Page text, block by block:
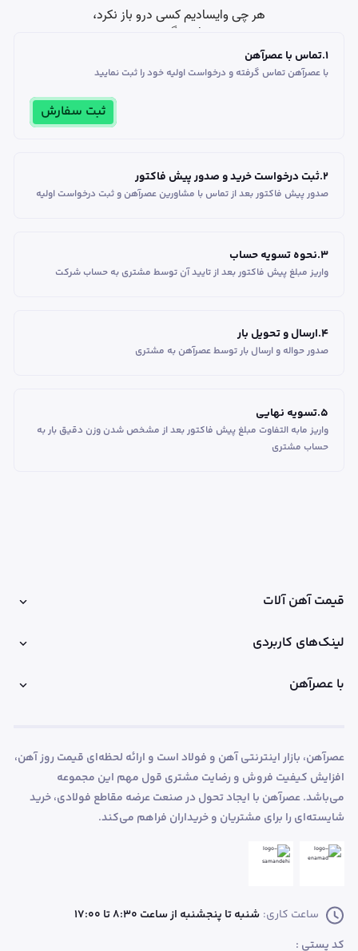
1
.تماس با عصرآهن
با عصرآهن تماس گرفته و درخواست اولیه خود را ثبت نمایید
ثبت سفارش
2
.ثبت درخواست خرید و صدور پیش فاکتور
صدور پیش فاکتور بعد از تماس با مشاورین عصر‌آهن و ثبت درخواست اولیه
3
.نحوه تسویه حساب
واریز مبلغ پیش فاکتور بعد از تایید آن توسط مشتری به حساب شرکت
4
.ارسال و تحویل بار
صدور حواله و ارسال بار توسط عصرآهن به مشتری
5
.تسویه نهایی
واریز مابه التفاوت مبلغ پیش فاکتور بعد از مشخص شدن وزن دقیق بار به
حساب مشتری
قیمت آهن آلات
لینک‌های کاربردی
با عصرآهن
عصرآهن، بازار اینترنتی آهن و فولاد است و ارائه لحظه‌ای قیمت روز آهن،
افزایش کیفیت فروش و رضایت مشتری قول مهم این مجموعه
می‌باشد. عصرآهن با ایجاد تحول در صنعت عرضه مقاطع فولادی، خرید
شایسته‌ای را برای مشتریان و خریداران فراهم می‌کند.
ساعت کاری: شنبه تا پنجشنبه از ساعت 8:30 تا 17:00
کد پستی :